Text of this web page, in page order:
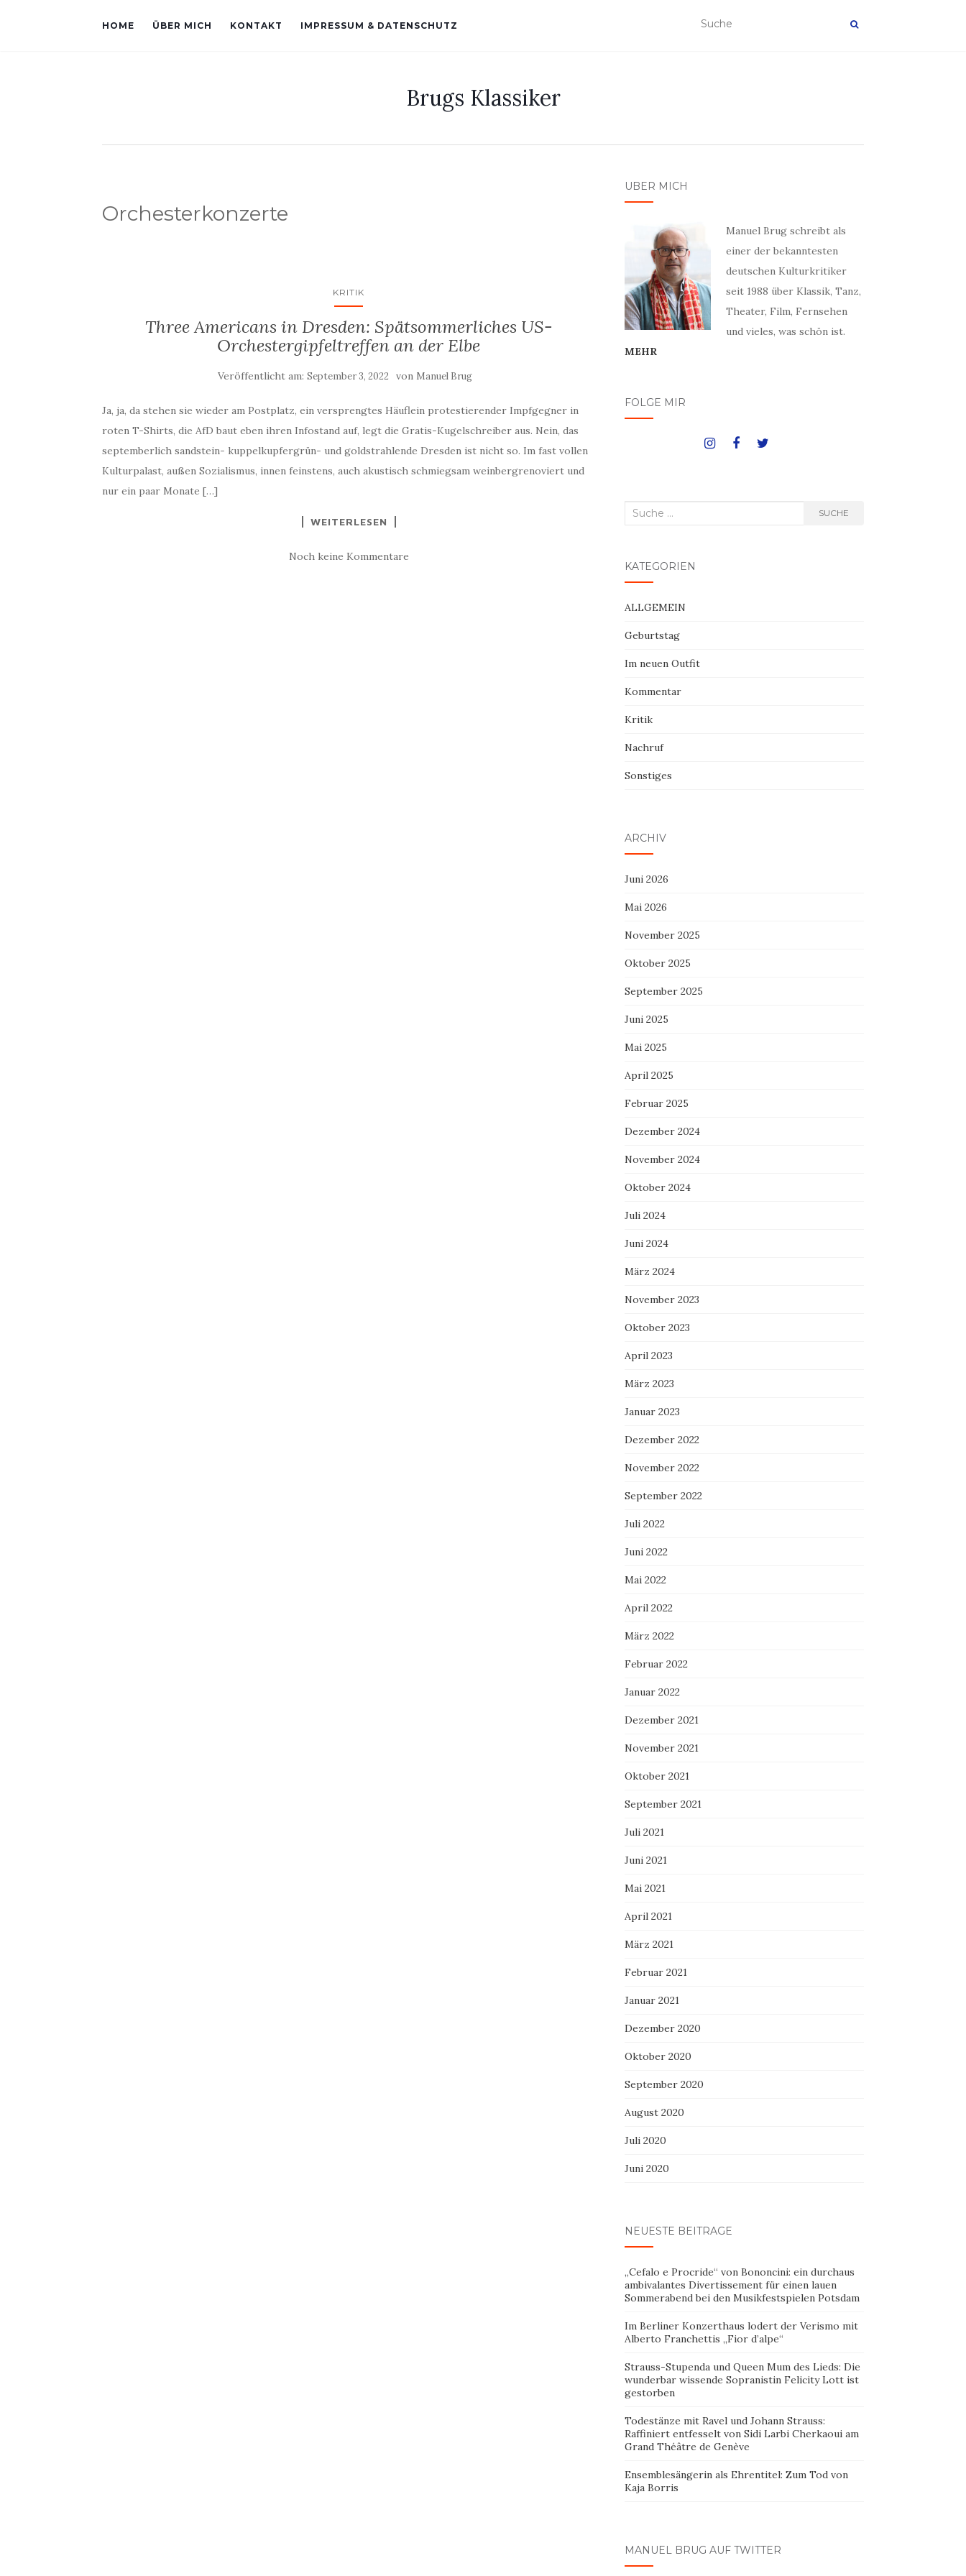
HOME ÜBER MICH KONTAKT IMPRESSUM & DATENSCHUTZ
Brugs Klassiker
Orchesterkonzerte
KRITIK
Three Americans in Dresden: Spätsommerliches US-
Orchestergipfeltreffen an der Elbe
Veröffentlicht am:September 3, 2022 von Manuel Brug
Ja, ja, da stehen sie wieder am Postplatz, ein versprengtes Häuflein protestierender Impfgegner in
roten T-Shirts, die AfD baut eben ihren Infostand auf, legt die Gratis-Kugelschreiber aus. Nein, das
septemberlich sandstein- kuppelkupfergrün- und goldstrahlende Dresden ist nicht so. Im fast vollen
Kulturpalast, außen Sozialismus, innen feinstens, auch akustisch schmiegsam weinbergrenoviert und
nur ein paar Monate […]
WEITERLESEN
Noch keine Kommentare
ÜBER MICH
Manuel Brug schreibt als
einer der bekanntesten
deutschen Kulturkritiker
seit 1988 über Klassik, Tanz,
Theater, Film, Fernsehen
und vieles, was schön ist.
MEHR
FOLGE MIR
Suche
SUCHE
KATEGORIEN
ALLGEMEIN
Geburtstag
Im neuen Outfit
Kommentar
Kritik
Nachruf
Sonstiges
ARCHIV
Juni 2026
Mai 2026
November 2025
Oktober 2025
September 2025
Juni 2025
Mai 2025
April 2025
Februar 2025
Dezember 2024
November 2024
Oktober 2024
Juli 2024
Juni 2024
März 2024
November 2023
Oktober 2023
April 2023
März 2023
Januar 2023
Dezember 2022
November 2022
September 2022
Juli 2022
Juni 2022
Mai 2022
April 2022
März 2022
Februar 2022
Januar 2022
Dezember 2021
November 2021
Oktober 2021
September 2021
Juli 2021
Juni 2021
Mai 2021
April 2021
März 2021
Februar 2021
Januar 2021
Dezember 2020
Oktober 2020
September 2020
August 2020
Juli 2020
Juni 2020
NEUESTE BEITRÄGE
„Cefalo e Procride“ von Bononcini: ein durchaus
ambivalantes Divertissement für einen lauen
Sommerabend bei den Musikfestspielen Potsdam
Im Berliner Konzerthaus lodert der Verismo mit
Alberto Franchettis „Fior d’alpe“
Strauss-Stupenda und Queen Mum des Lieds: Die
wunderbar wissende Sopranistin Felicity Lott ist
gestorben
Todestänze mit Ravel und Johann Strauss:
Raffiniert entfesselt von Sidi Larbi Cherkaoui am
Grand Théâtre de Genève
Ensemblesängerin als Ehrentitel: Zum Tod von
Kaja Borris
MANUEL BRUG AUF TWITTER